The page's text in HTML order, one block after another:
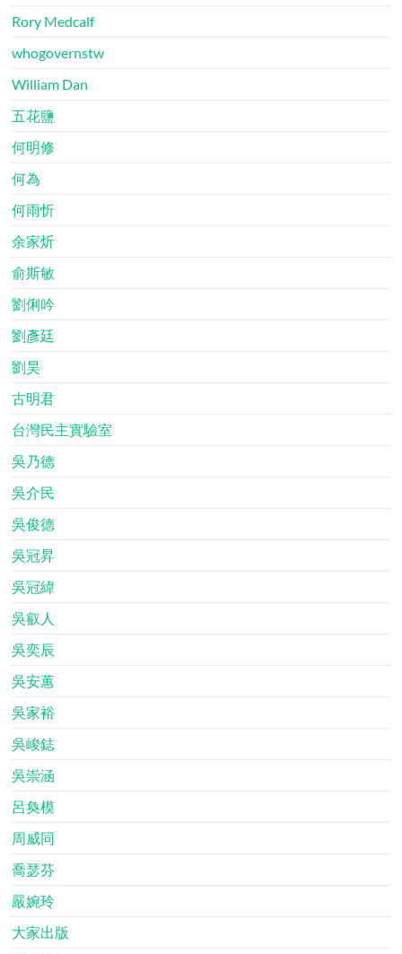
Rory Medcalf
whogovernstw
William Dan
五花鹽
何明修
何為
何雨忻
余家炘
俞斯敏
劉俐吟
劉彥廷
劉昊
古明君
台灣民主實驗室
吳乃德
吳介民
吳俊德
吳冠昇
吳冠緯
吳叡人
吳奕辰
吳安蕙
吳家裕
吳峻鋕
吳崇涵
呂奐模
周威同
喬瑟芬
嚴婉玲
大家出版